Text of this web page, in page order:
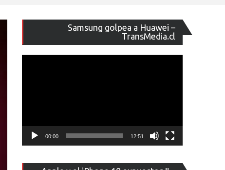
Samsung golpea a Huawei –
TransMedia.cl
de
vídeo
00:00 12:51